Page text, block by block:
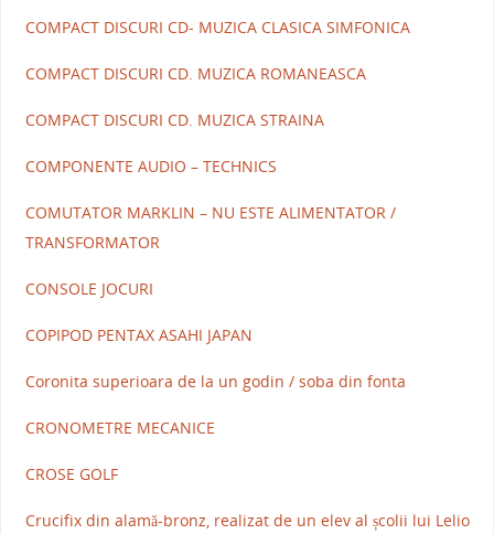
COMPACT DISCURI CD- MUZICA CLASICA SIMFONICA
COMPACT DISCURI CD. MUZICA ROMANEASCA
COMPACT DISCURI CD. MUZICA STRAINA
COMPONENTE AUDIO – TECHNICS
COMUTATOR MARKLIN – NU ESTE ALIMENTATOR /
TRANSFORMATOR
CONSOLE JOCURI
COPIPOD PENTAX ASAHI JAPAN
Coronita superioara de la un godin / soba din fonta
CRONOMETRE MECANICE
CROSE GOLF
Crucifix din alamă-bronz, realizat de un elev al școlii lui Lelio